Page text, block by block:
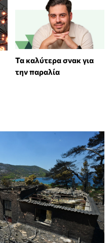
Τα καλύτερα σνακ για
την παραλία